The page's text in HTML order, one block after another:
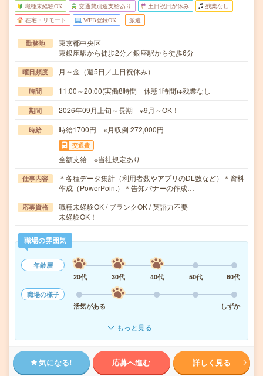
職種未経験OK 交通費別途支給あり 土日祝日が休み 残業なし
在宅・リモート WEB登録OK 派遣
勤務地
東京都中央区
東銀座駅から徒歩2分／銀座駅から徒歩6分
曜日頻度 月～金（週5日／土日祝休み）
時間 11:00～20:00(実働8時間 休憩1時間)※残業なし
期間 2026年09月上旬～長期 ※9月～OK！
時給 時給1700円 ※月収例 272,000円
交通費
全額支給 ※当社規定あり
仕事内容
＊各種データ集計（利用者数やアプリのDL数など）＊資料
作成（PowerPoint）＊告知バナーの作成…
応募資格
職種未経験OK / ブランクOK / 英語力不要
未経験OK！
職場の雰囲気
年齢層
20代
30代 40代 50代
60代
職場の様子
活気がある
しずか
もっと見る
気になる! 応募へ進む 詳しく見る